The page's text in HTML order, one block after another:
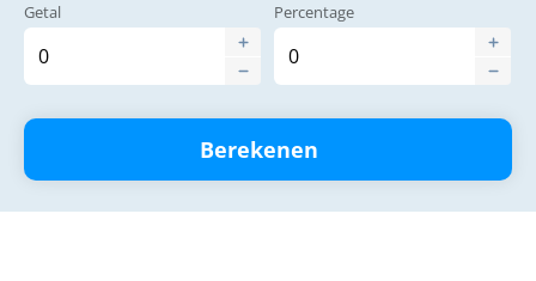
Getal Percentage
Berekenen